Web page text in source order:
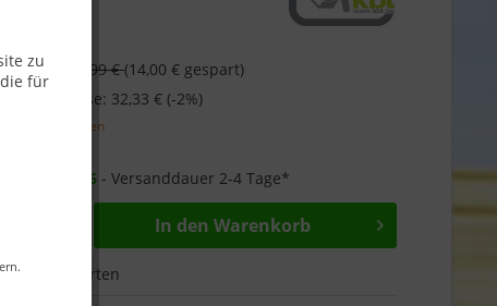
zu
für
46,99 €(14,00 € gespart)
bei Vorkasse: 32,33 € (-2%)
Versandkosten
16.09.26 - Versanddauer 2-4 Tage*
In den Warenkorb
Bewerten